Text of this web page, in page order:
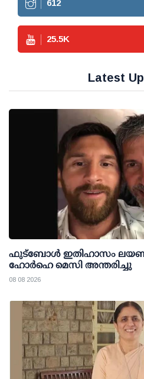
612
25.5K
Latest
ഫുട്ബോൾ ഇതിഹാസം
ഹോർഹെ മെസി അന്തരിച്ചു
08 08 2026